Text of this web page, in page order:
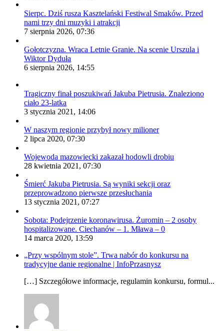
Sierpc. Dziś rusza Kasztelański Festiwal Smaków. Przed
nami trzy dni muzyki i atrakcji
7 sierpnia 2026, 07:36
Gołotczyzna. Wraca Letnie Granie. Na scenie Urszula i
Wiktor Dyduła
6 sierpnia 2026, 14:55
Tragiczny finał poszukiwań Jakuba Pietrusia. Znaleziono
ciało 23-latka
3 stycznia 2021, 14:06
W naszym regionie przybył nowy milioner
2 lipca 2020, 07:30
Wojewoda mazowiecki zakazał hodowli drobiu
28 kwietnia 2021, 07:30
Śmierć Jakuba Pietrusia. Są wyniki sekcji oraz
przeprowadzono pierwsze przesłuchania
13 stycznia 2021, 07:27
Sobota: Podejrzenie koronawirusa. Żuromin – 2 osoby
hospitalizowane. Ciechanów – 1. Mława – 0
14 marca 2020, 13:59
„Przy wspólnym stole”. Trwa nabór do konkursu na
tradycyjne danie regionalne | InfoPrzasnysz
[…] Szczegółowe informacje, regulamin konkursu, formul...